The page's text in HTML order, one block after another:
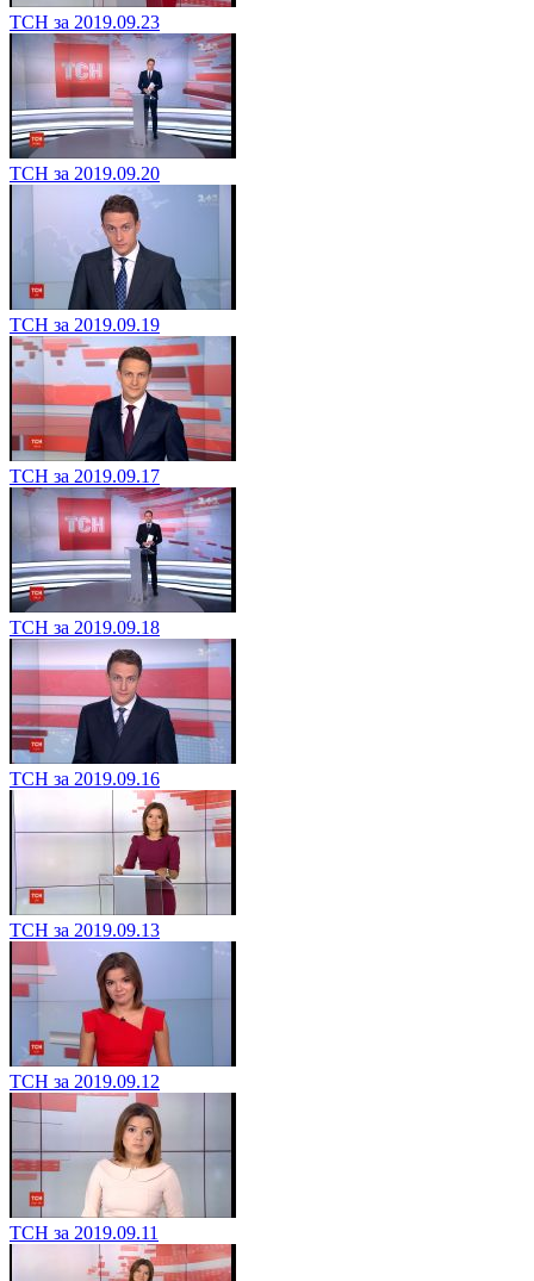
ТСН за 2019.09.23
ТСН за 2019.09.20
ТСН за 2019.09.19
ТСН за 2019.09.17
ТСН за 2019.09.18
ТСН за 2019.09.16
ТСН за 2019.09.13
ТСН за 2019.09.12
ТСН за 2019.09.11